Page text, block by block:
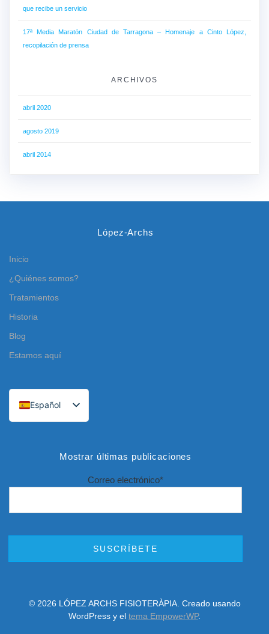
que recibe un servicio
17ª Media Maratón Ciudad de Tarragona – Homenaje a Cinto López,
recopilación de prensa
ARCHIVOS
abril 2020
agosto 2019
abril 2014
López-Archs
Inicio
¿Quiénes somos?
Tratamientos
Historia
Blog
Estamos aquí
Español
Català
Mostrar últimas publicaciones
Correo electrónico*
© 2026 LÓPEZ ARCHS FISIOTERÀPIA. Creado usando
WordPress y el tema EmpowerWP.